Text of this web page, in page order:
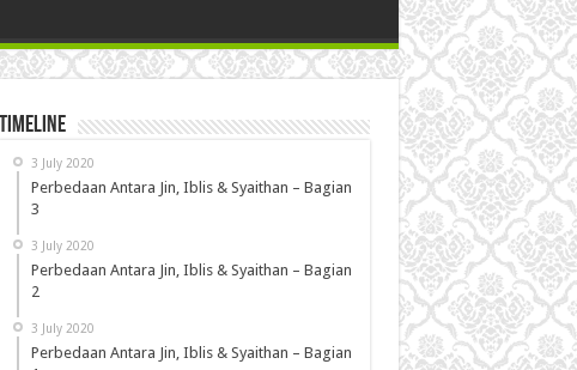
Timeline
3 July 2020
Perbedaan Antara Jin, Iblis & Syaithan – Bagian
3
3 July 2020
Perbedaan Antara Jin, Iblis & Syaithan – Bagian
2
3 July 2020
Perbedaan Antara Jin, Iblis & Syaithan – Bagian